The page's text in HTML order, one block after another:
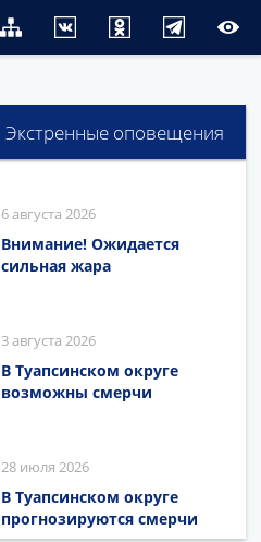
Экстренные оповещения
6 августа 2026
Внимание! Ожидается
сильная жара
3 августа 2026
В Туапсинском округе
возможны смерчи
28 июля 2026
В Туапсинском округе
прогнозируются смерчи